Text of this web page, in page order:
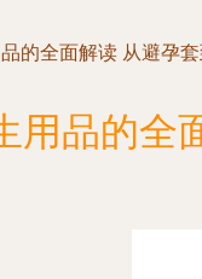
的全面解读 从避孕
用品的全